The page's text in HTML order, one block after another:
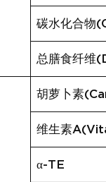
碳水化合物
总膳食纤维
胡萝卜素
维生素
α-TE